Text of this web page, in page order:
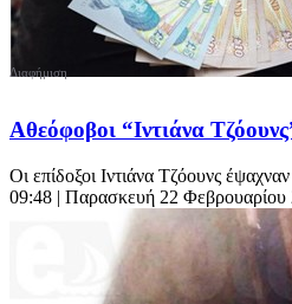
Αθεόφοβοι “Ιντιάνα
Οι επίδοξοι Ιντιάνα Τζόουνς
09:48 | Παρασκευή 22 Φεβρουαρίου